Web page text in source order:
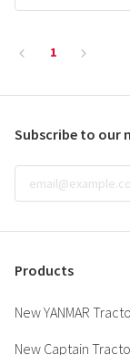
1
Subscribe to our
Products
New YANMAR
New Captain